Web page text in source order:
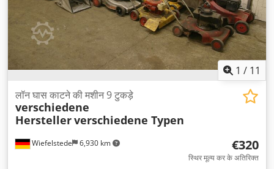
1 / 11
Wiefelstede 6,930 km
लॉन घास काटने की मशीन 9 टुकड़े
verschiedene
Herstellerverschiedene Typen
€320
स्थिर मूल्य कर के अतिरिक्त